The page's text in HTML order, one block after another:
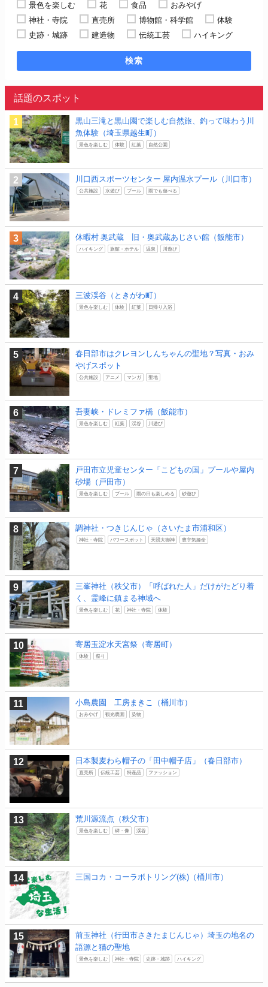
景色を楽しむ 花 食品
おみやげ
神社・寺院
直売所 博物館・科学館
体験
史跡・城跡
建造物 伝統工芸 ハイキング
検索
話題のスポット
黒山三滝と黒山園で楽しむ自然旅、釣って味わう川
魚体験（埼玉県越生町）
景色を楽しむ 体験 紅葉 自然公園
川口西スポーツセンター 屋内温水プール（川口市）
公共施設 水遊び プール 雨でも遊べる
休暇村 奥武蔵 旧・奥武蔵あじさい館（飯能市）
ハイキング 旅館・ホテル 温泉 川遊び
三波渓谷（ときがわ町）
景色を楽しむ 体験 紅葉 日帰り入浴
春日部市はクレヨンしんちゃんの聖地？写真・おみ
やげスポット
公共施設 アニメ マンガ 聖地
吾妻峡・ドレミファ橋（飯能市）
景色を楽しむ 紅葉 渓谷 川遊び
戸田市立児童センター「こどもの国」プールや屋内
砂場（戸田市）
景色を楽しむ プール 雨の日も楽しめる 砂遊び
調神社・つきじんじゃ（さいたま市浦和区）
神社・寺院 パワースポット 天照大御神 豊宇気姫命
三峯神社（秩父市）「呼ばれた人」だけがたどり着
く、霊峰に鎮まる神域へ
景色を楽しむ 花 神社・寺院 体験
寄居玉淀水天宮祭（寄居町）
体験 祭り
小島農園 工房まきこ（桶川市）
おみやげ 観光農園 染物
日本製麦わら帽子の「田中帽子店」（春日部市）
直売所 伝統工芸 特産品 ファッション
荒川源流点（秩父市）
景色を楽しむ 碑・像 渓谷
三国コカ・コーラボトリング(株)（桶川市）
前玉神社（行田市さきたまじんじゃ）埼玉の地名の
語源と猫の聖地
景色を楽しむ 神社・寺院 史跡・城跡 ハイキング